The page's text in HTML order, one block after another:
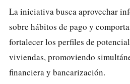
La iniciativa busca aprovechar
sobre hábitos de pago y
fortalecer los perfiles de
viviendas, promoviendo
financiera y bancarización.